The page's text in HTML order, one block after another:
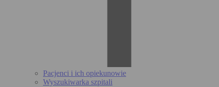
Pacjenci i ich opiekunowie
Wyszukiwarka szpitali